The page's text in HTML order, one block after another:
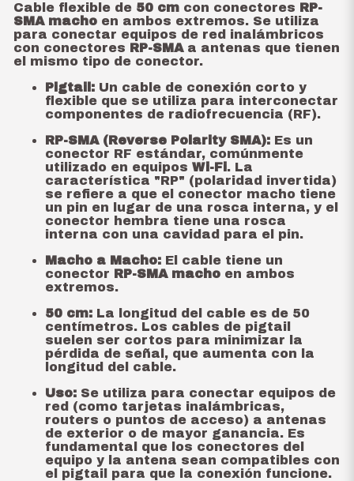
Cable flexible de 50 cmcon conectores RP-
SMA machoen ambos extremos. Se utiliza
para conectar equipos de red inalámbricos
con conectores RP-SMAa antenas que tienen
el mismo tipo de conector.
Pigtail:Un cable de conexión corto y
flexible que se utiliza para interconectar
componentes de radiofrecuencia (RF).
RP-SMA (Reverse Polarity SMA):Es un
conector RF estándar, comúnmente
utilizado en equipos Wi-Fi . La
característica "RP" (polaridad invertida)
se refiere a que el conector macho tiene
un pin en lugar de una rosca interna, y el
conector hembra tiene una rosca
interna con una cavidad para el pin.
Macho a Macho:El cable tiene un
conector RP-SMA machoen ambos
extremos.
50 cm:La longitud del cable es de 50
centímetros. Los cables de pigtail
suelen ser cortos para minimizar la
pérdida de señal, que aumenta con la
longitud del cable.
Uso:Se utiliza para conectar equipos de
red (como tarjetas inalámbricas,
routers o puntos de acceso) a antenas
de exterior o de mayor ganancia. Es
fundamental que los conectores del
equipo y la antena sean compatibles con
el pigtail para que la conexión funcione.